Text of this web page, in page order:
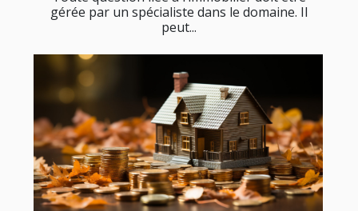
gérée par un spécialiste dans le domaine. Il
peut...